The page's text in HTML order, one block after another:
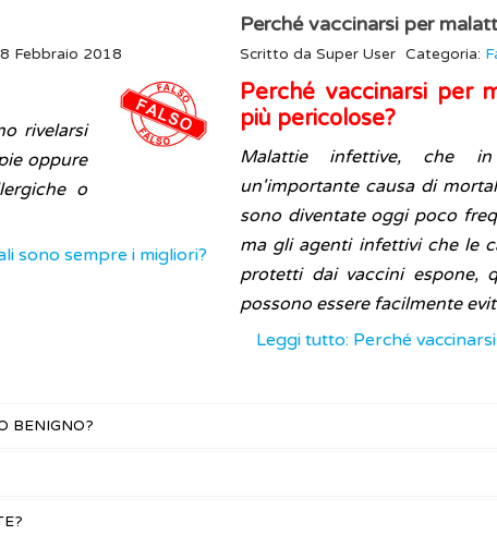
Febbraio 2018
rivelarsi
oppure
o
sono sempre i migliori?
Perché vaccinarsi per
Scritto da Super User Categoria:
Perché vaccinarsi per
più pericolose?
Malattie infettive, che in
un'importante causa di
sono diventate oggi poco
ma gli agenti infettivi che le
protetti dai vaccini espone,
possono essere facilmente
Leggi tutto: Perché
BENIGNO?